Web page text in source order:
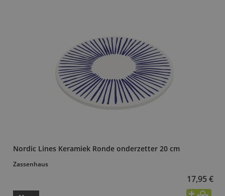
Nordic Lines Keramiek Ronde onderzetter 20 cm
Zassenhaus
17,95 €